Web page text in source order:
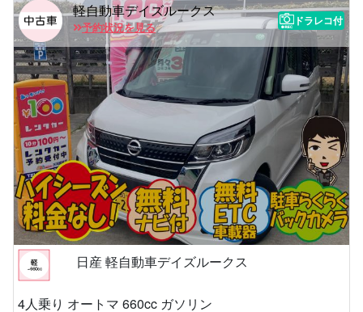
軽自動車デイズルークス
予約状況を見る
ドラレコ付
日産 軽自動車デイズルークス
4人乗り オートマ 660cc ガソリン